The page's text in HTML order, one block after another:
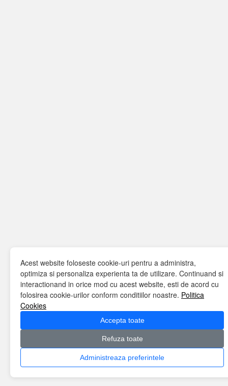
Acest website foloseste cookie-uri pentru a administra,
optimiza si personaliza experienta ta de utilizare. Continuand si
interactionand in orice mod cu acest website, esti de acord cu
folosirea cookie-urilor conform conditiilor noastre. Politica
Cookies
Accepta toate
Refuza toate
Administreaza preferintele